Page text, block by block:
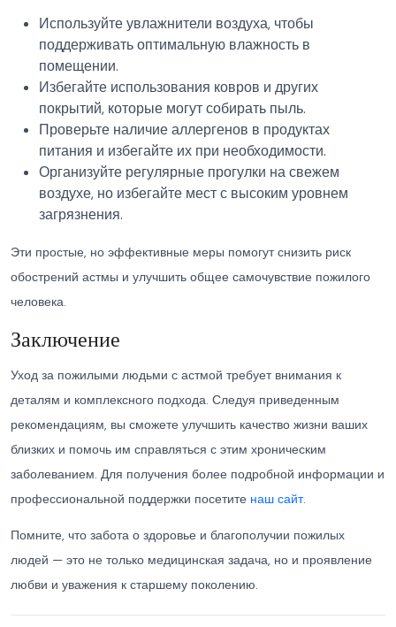
Используйте увлажнители воздуха, чтобы
поддерживать оптимальную влажность в
помещении.
Избегайте использования ковров и других
покрытий, которые могут собирать пыль.
Проверьте наличие аллергенов в продуктах
питания и избегайте их при необходимости.
Организуйте регулярные прогулки на свежем
воздухе, но избегайте мест с высоким уровнем
загрязнения.
Эти простые, но эффективные меры помогут снизить риск
обострений астмы и улучшить общее самочувствие пожилого
человека.
Заключение
Уход за пожилыми людьми с астмой требует внимания к
деталям и комплексного подхода. Следуя приведенным
рекомендациям, вы сможете улучшить качество жизни ваших
близких и помочь им справляться с этим хроническим
заболеванием. Для получения более подробной информации и
профессиональной поддержки посетите наш сайт.
Помните, что забота о здоровье и благополучии пожилых
людей — это не только медицинская задача, но и проявление
любви и уважения к старшему поколению.